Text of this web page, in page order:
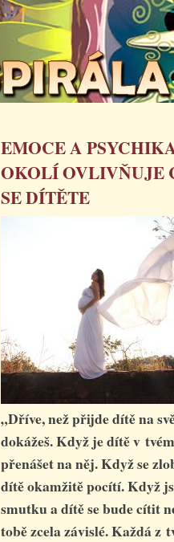
EMOCE A
OKOLÍ OVLIVŇUJE
SE DÍTĚTE
„Dříve, než přijde dítě na
dokážeš. Když je dítě v
přenášet na něj. Když se
dítě okamžitě pocítí. Když
smutku a dítě se bude cítit
tobě zcela závislé. Každá z